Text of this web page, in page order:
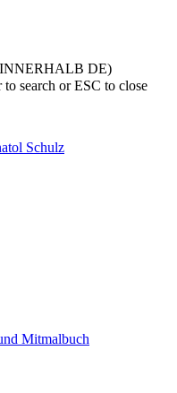
DE)
to search or ESC to close
Mitmalbuch